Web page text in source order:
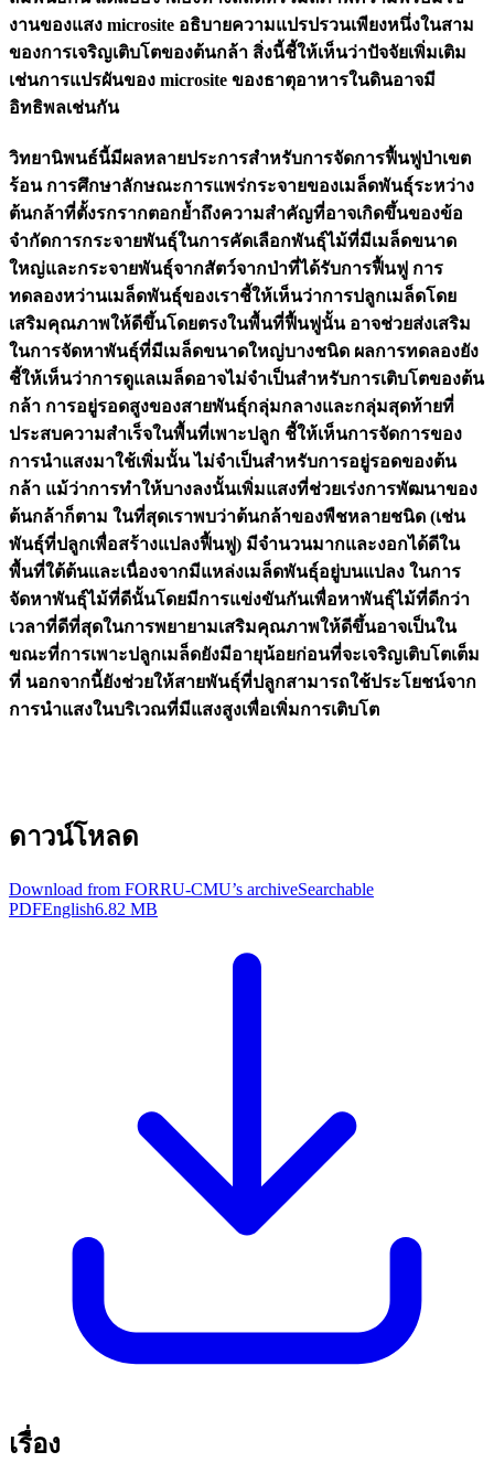
งานของแสง microsite อธิบายความแปรปรวนเพียงหนึ่งในสาม
ของการเจริญเติบโตของต้นกล้า สิ่งนี้ชี้ให้เห็นว่าปัจจัยเพิ่มเติม
เช่นการแปรผันของ microsite ของธาตุอาหารในดินอาจมี
อิทธิพลเช่นกัน
วิทยานิพนธ์นี้มีผลหลายประการสำหรับการจัดการฟื้นฟูป่าเขต
ร้อน การศึกษาลักษณะการแพร่กระจายของเมล็ดพันธุ์ระหว่าง
ต้นกล้าที่ตั้งรกรากตอกย้ำถึงความสำคัญที่อาจเกิดขึ้นของข้อ
จำกัดการกระจายพันธุ์ในการคัดเลือกพันธุ์ไม้ที่มีเมล็ดขนาด
ใหญ่และกระจายพันธุ์จากสัตว์จากป่าที่ได้รับการฟื้นฟู การ
ทดลองหว่านเมล็ดพันธุ์ของเราชี้ให้เห็นว่าการปลูกเมล็ดโดย
เสริมคุณภาพให้ดีขึ้นโดยตรงในพื้นที่ฟื้นฟูนั้น อาจช่วยส่งเสริม
ในการจัดหาพันธุ์ที่มีเมล็ดขนาดใหญ่บางชนิด ผลการทดลองยัง
ชี้ให้เห็นว่าการดูแลเมล็ดอาจไม่จำเป็นสำหรับการเติบโตของต้น
กล้า การอยู่รอดสูงของสายพันธุ์กลุ่มกลางและกลุ่มสุดท้ายที่
ประสบความสำเร็จในพื้นที่เพาะปลูก ชี้ให้เห็นการจัดการของ
การนำแสงมาใช้เพิ่มนั้น ไม่จำเป็นสำหรับการอยู่รอดของต้น
กล้า แม้ว่าการทำให้บางลงนั้นเพิ่มแสงที่ช่วยเร่งการพัฒนาของ
ต้นกล้าก็ตาม ในที่สุดเราพบว่าต้นกล้าของพืชหลายชนิด (เช่น
พันธุ์ที่ปลูกเพื่อสร้างแปลงฟื้นฟู) มีจำนวนมากและงอกได้ดีใน
พื้นที่ใต้ต้นและเนื่องจากมีแหล่งเมล็ดพันธุ์อยู่บนแปลง ในการ
จัดหาพันธุ์ไม้ที่ดีนั้นโดยมีการแข่งขันกันเพื่อหาพันธุ์ไม้ที่ดีกว่า
เวลาที่ดีที่สุดในการพยายามเสริมคุณภาพให้ดีขึ้นอาจเป็นใน
ขณะที่การเพาะปลูกเมล็ดยังมีอายุน้อยก่อนที่จะเจริญเติบโตเต็ม
ที่ นอกจากนี้ยังช่วยให้สายพันธุ์ที่ปลูกสามารถใช้ประโยชน์จาก
การนำแสงในบริเวณที่มีแสงสูงเพื่อเพิ่มการเติบโต
ดาวน์โหลด
Download from FORRU-CMU’s archiveSearchable
PDFEnglish6.82 MB
เรื่อง